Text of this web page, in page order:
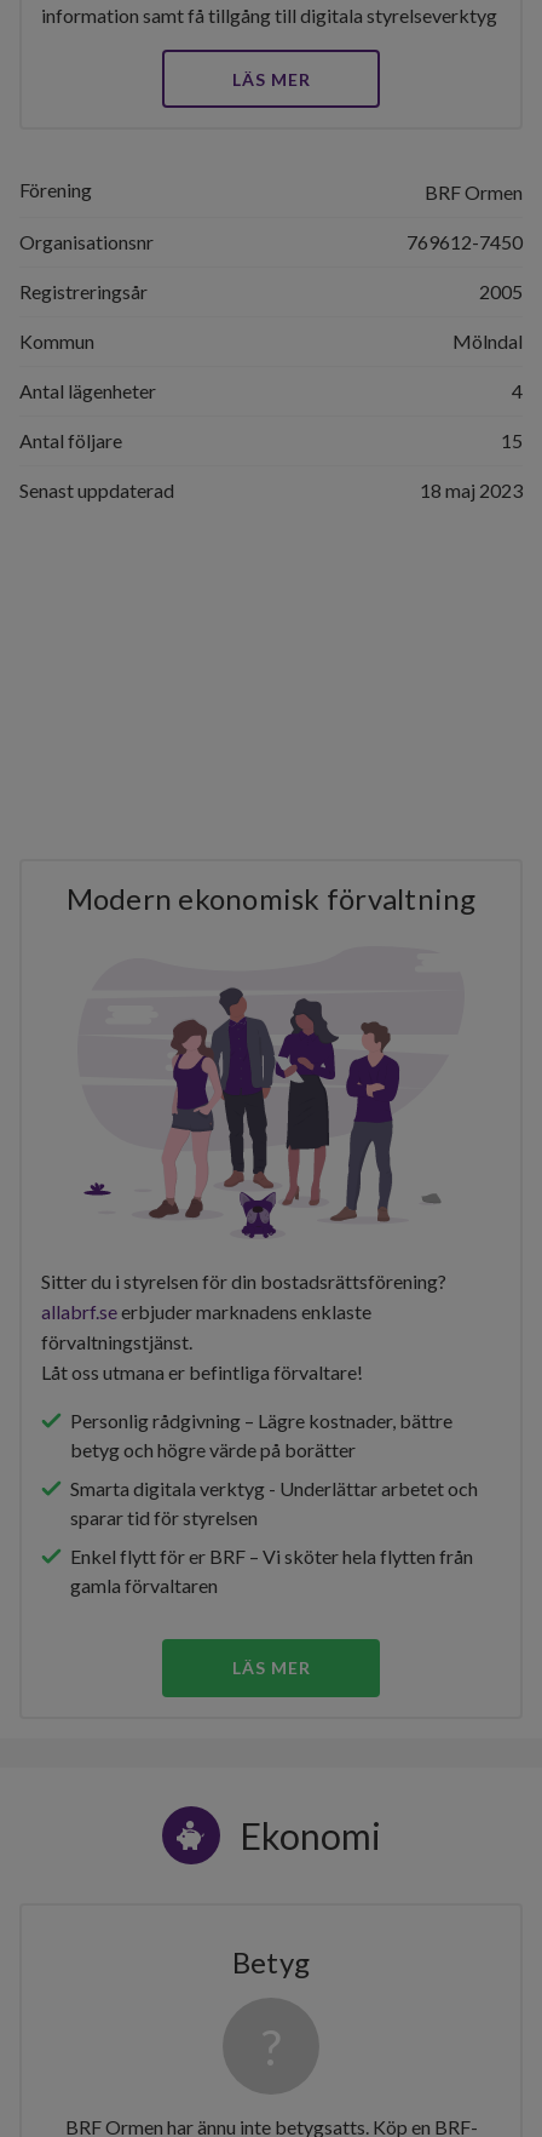
information samt få tillgång till digitala styrelseverktyg
LÄS MER
Förening BRF Ormen
Organisationsnr 769612-7450
Registreringsår 2005
Kommun Mölndal
Antal lägenheter 4
Antal följare 15
Senast uppdaterad 18 maj 2023
Modern ekonomisk förvaltning
Sitter du i styrelsen för din bostadsrättsförening?
allabrf.seerbjuder marknadens enklaste
förvaltningstjänst.
Låt oss utmana er befintliga förvaltare!
Personlig rådgivning – Lägre kostnader, bättre
betyg och högre värde på borätter
Smarta digitala verktyg - Underlättar arbetet och
sparar tid för styrelsen
Enkel flytt för er BRF – Vi sköter hela flytten från
gamla förvaltaren
LÄS MER
Ekonomi
Betyg
BRF Ormen har ännu inte betygsatts. Köp en BRF-